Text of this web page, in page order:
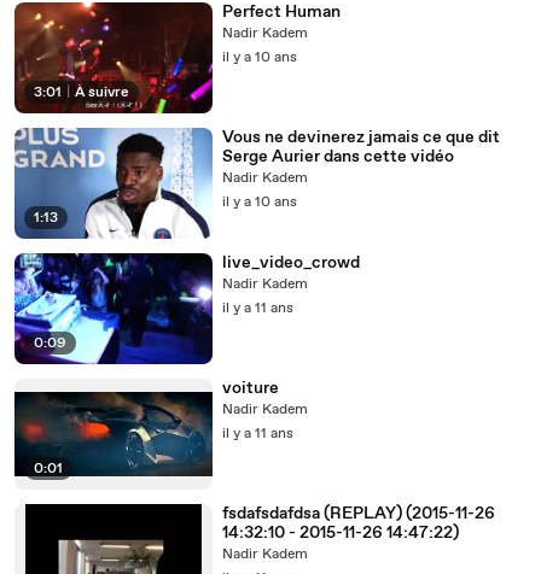
3:01 À suivre
Perfect Human
Nadir Kadem
il y a 10 ans
1:13
Vous ne devinerez jamais ce que dit
Serge Aurier dans cette vidéo
Nadir Kadem
il y a 10 ans
0:09
live_video_crowd
Nadir Kadem
il y a 11 ans
0:01
voiture
Nadir Kadem
il y a 11 ans
fsdafsdafdsa (REPLAY) (2015-11-26
14:32:10 - 2015-11-26 14:47:22)
Nadir Kadem